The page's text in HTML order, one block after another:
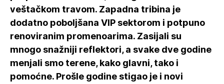
veštačkom travom. Zapadna tribina je
dodatno poboljšana VIP sektorom i potpuno
renoviranim promenoarima. Zasijali su
mnogo snažniji reflektori, a svake dve godine
menjali smo terene, kako glavni, tako i
pomoćne. Prošle godine stigao je i novi